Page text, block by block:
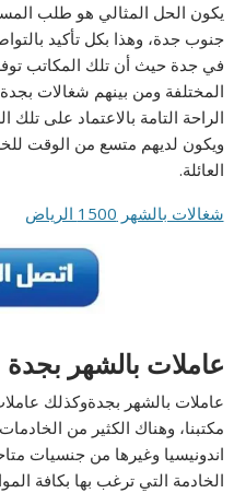
يكون الحل المثالي هو طلب
جنوب جدة، وهذا بكل تأكيد
في جدة حيث أن تلك المكاتب توفر
المختلفة ومن بينهم شغالات
الراحة التامة بالاعتماد على تلك
ويكون لديهم متسع من الوقت
العائلة.
شغالات بالشهر 1500 الرياض
عاملات بالشهر بجدة
عاملات بالشهر بجدةوكذلك
مكتبنا، وهناك الكثير من
اندونيسيا وغيرها من جنسيات
الخادمة التي ترغب بها بكافة